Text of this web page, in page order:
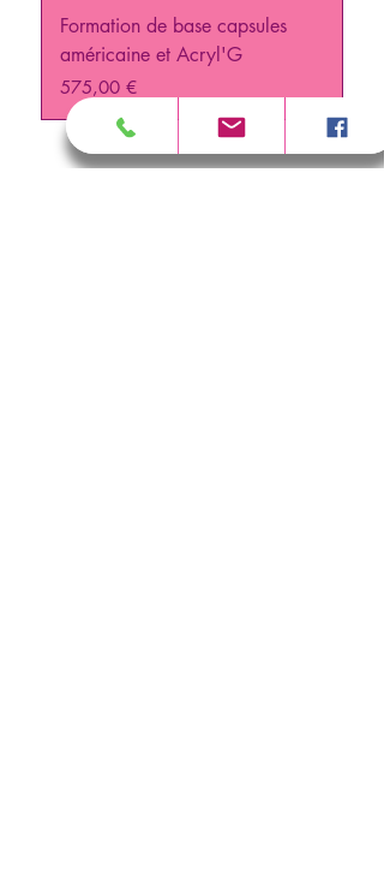
Formation de base capsules
américaine et Acryl'G
Prix
575,00 €